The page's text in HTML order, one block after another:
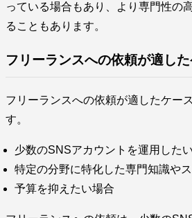
っている場合もあり、より専門性の
ることもあります。
フリーランスへの依頼が適し
フリーランスへの依頼が適したケー
す。
少数のSNSアカウントを運用した
特定の分野に特化した専門知識や
予算を抑えたい場合